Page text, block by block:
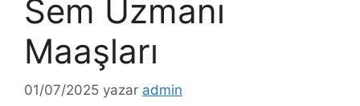
Sem Uzmanı
Maaşları
01/07/2025 yazar admin